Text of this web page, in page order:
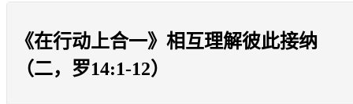
《在行动上合一》相互理解彼此接纳
（二，罗14:1-12）